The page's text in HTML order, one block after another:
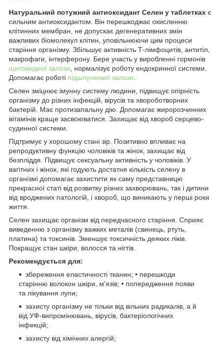
Натуральний потужний антиоксидант Селен у таблетках є
сильним антиоксидантом. Він перешкоджає окисленню
клітинних мембран, не допускає дегенеративних змін
важливих біомолекул клітин, уповільнюючи цим процеси
старіння організму. Збільшує активність Т-лімфоцитів, антитіл,
макрофаги, інтерферону. Бере участь у виробленні гормонів
щитовидної залози , нормалізує роботу ендокринної системи.
Допомагає роботі підшлункової залози
Селен зміцнює імунну систему людини, підвищує опірність
організму до різних інфекцій, вірусів та хвороботворних
бактерій. Має протизапальну дію. Допомагає жиророзчинних
вітамінів краще засвоюватися. Захищає від хвороб серцево-
судинної системи.
Підтримує у хорошому стані зір. Позитивно впливає на
репродуктивну функцію чоловіків та жінок, захищає від
безпліддя. Підвищує сексуальну активність у чоловіків. У
вагітних і жінок, які годують достатня кількість селену в
організмі допомагає захистити як саму представницю
прекрасної статі від розвитку різних захворювань, так і дитини
від вроджених патологій, і хвороб, що виникають у перші роки
життя.
Селен захищає організм від передчасного старіння. Сприяє
виведенню з організму важких металів (свинець, ртуть,
платина) та токсинів. Зменшує токсичність деяких ліків.
Покращує стан шкіри, волосся та нігтів.
Рекомендується для:
збереження еластичності тканин; • перешкоди
старінню волокон шкіри, м'язів; • попередження появи
та лікування лупи;
захисту організму не тільки від вільних радикалів, а й
від УФ-випромінювань, вірусів, бактеріологічних
інфекцій;
захисту від хімічних алергій;